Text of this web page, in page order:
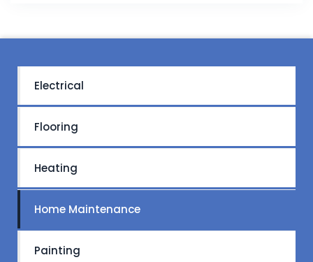
Electrical
Flooring
Heating
Home Maintenance
Painting